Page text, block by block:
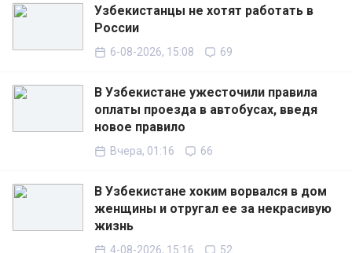
Узбекистанцы не хотят работать в
России
6-08-2026, 15:08 69
В Узбекистане ужесточили правила
оплаты проезда в автобусах, введя
новое правило
Вчера, 01:16 66
В Узбекистане хоким ворвался в дом
женщины и отругал ее за некрасивую
жизнь
4-08-2026, 15:16 52